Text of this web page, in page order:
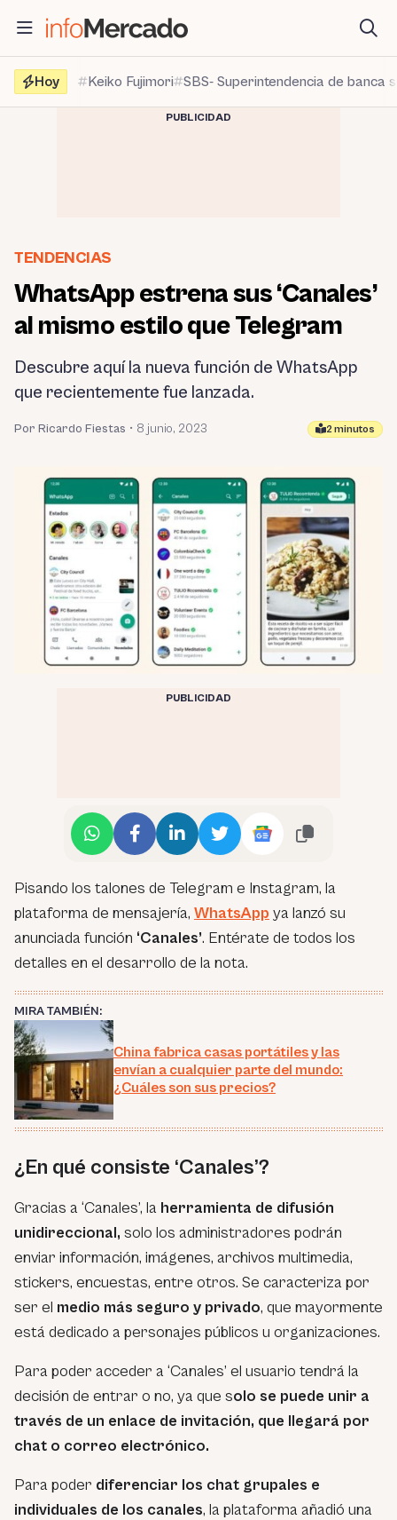
contenido
Hoy
Keiko Fujimori SBS- Superintendencia de banca
PUBLICIDAD
TENDENCIAS
WhatsApp estrena sus ‘Canales’
al mismo estilo que Telegram
Descubre aquí la nueva función de WhatsApp
que recientemente fue lanzada.
Por Ricardo Fiestas • 8 junio, 2023 2 minutos
PUBLICIDAD
Pisando los talones de Telegram e Instagram, la
plataforma de mensajería, WhatsApp ya lanzó su
anunciada función ‘Canales’. Entérate de todos los
detalles en el desarrollo de la nota.
MIRA TAMBIÉN:
China fabrica casas portátiles y las
envían a cualquier parte del mundo:
¿Cuáles son sus precios?
¿En qué consiste ‘Canales’?
Gracias a ‘Canales’, la herramienta de difusión
unidireccional, solo los administradores podrán
enviar información, imágenes, archivos multimedia,
stickers, encuestas, entre otros. Se caracteriza por
ser el medio más seguro y privado, que mayormente
está dedicado a personajes públicos u organizaciones.
Para poder acceder a ‘Canales’ el usuario tendrá la
decisión de entrar o no, ya que solo se puede unir a
través de un enlace de invitación, que llegará por
chat o correo electrónico.
Para poder diferenciar los chat grupales e
individuales de los canales, la plataforma añadió una